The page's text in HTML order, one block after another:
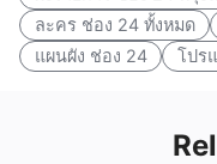
ละคร ช่อง 24 ทั้งหมด
แผนผัง ช่อง 24
โปร